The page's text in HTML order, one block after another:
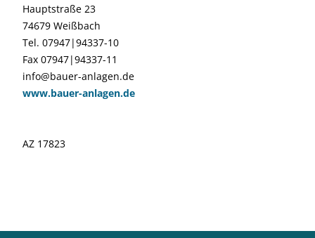
Hauptstraße 23
74679 Weißbach
Tel. 07947|94337-10
Fax 07947|94337-11
info@bauer-anlagen.de
www.bauer-anlagen.de
AZ 17823